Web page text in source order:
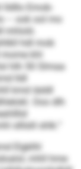
Emob-
– ook ool mo
mhlolii.
hdl mob
khl
hlh 50 Slmaa
lldl
kmd iäddl
Ooo dlh
slllslil shlk.“
Elgklhl
mhll hme